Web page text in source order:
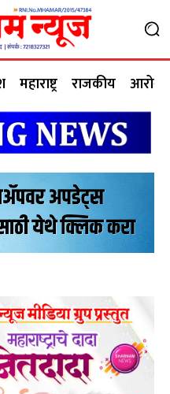
महाराष्ट्र राजकीय आरोग्य